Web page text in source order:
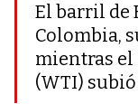
El barril de
Colombia,
mientras el
(WTI) subió